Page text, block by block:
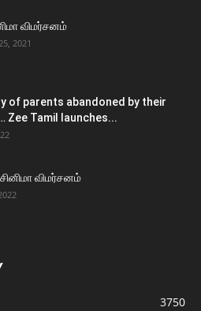
விமர்சனம்
2021
of parents abandoned by their
Zee Tamil launches...
விமர்சனம்
3750